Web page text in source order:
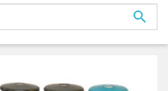
